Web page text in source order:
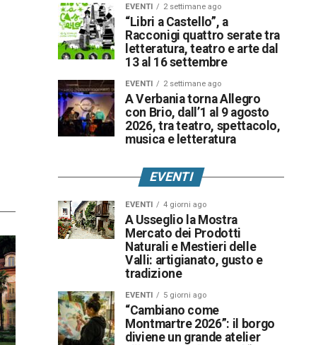
EVENTI 2 settimane ago
“Libri a Castello”, a
Racconigi quattro serate tra
letteratura, teatro e arte dal
13 al 16 settembre
EVENTI 2 settimane ago
A Verbania torna Allegro
con Brio, dall’1 al 9 agosto
2026, tra teatro, spettacolo,
musica e letteratura
EVENTI
EVENTI 4 giorni ago
A Usseglio la Mostra
Mercato dei Prodotti
Naturali e Mestieri delle
Valli: artigianato, gusto e
tradizione
EVENTI 5 giorni ago
“Cambiano come
Montmartre 2026”: il borgo
diviene un grande atelier